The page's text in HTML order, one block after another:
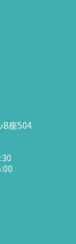
B座504